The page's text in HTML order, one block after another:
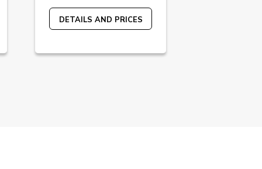
DETAILS AND PRICES